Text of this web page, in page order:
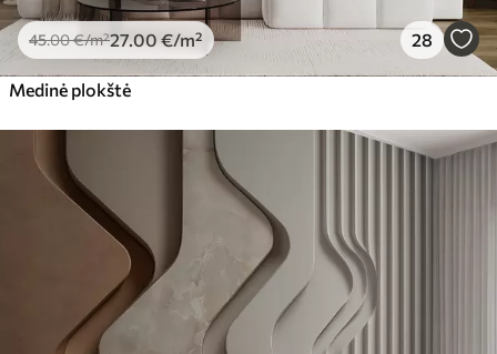
45.00€/m²27.00 €/m² 28
Medinė plokštė